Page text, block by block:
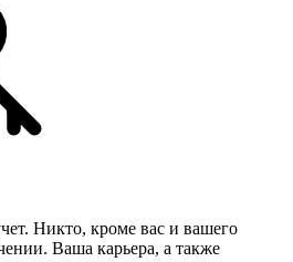
Никто, кроме вас и вашего
Ваша карьера, а также